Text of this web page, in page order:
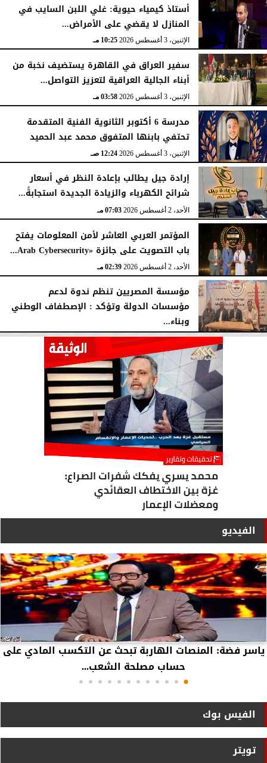
أستاذ كيمياء حيوية: غلي اللبن السايب في
المنازل لا يقضي على الأمراض...
الإثنين، 3 أغسطس 2026 10:25 مـ
سفير العراق في القاهرة يستضيف نخبة من
أبناء الجالية العراقية لتعزيز التواصل...
الإثنين، 3 أغسطس 2026 03:58 مـ
مدرسة 6 أكتوبر الثانوية الفنية المتقدمة
تحتفي بابنها المتفوق محمد عبد الحميد
الإثنين، 3 أغسطس 2026 12:24 صـ
إرادة جيل يطالب بإعادة النظر في أسعار
شرائح الكهرباء والزيادة الجديدة استجابةً...
الأحد، 2 أغسطس 2026 07:03 مـ
المؤتمر العربي العاشر لأمن المعلومات يفتح
باب التصويت على جائزة «Arab Cybersecurity...
الأحد، 2 أغسطس 2026 02:39 مـ
مؤسسة المصريين تنظم ندوة لدعم
مؤسسات الدولة وتؤكد : الإصطفاف الوطني
وبناء...
الأحد، 2 أغسطس 2026 10:20 صـ
الفيديو
ياسر فضة: المنصات الهاربة تبحث عن التكسب المادي على
حساب مصلحة الشعب...
الفيس بوك
تويتر